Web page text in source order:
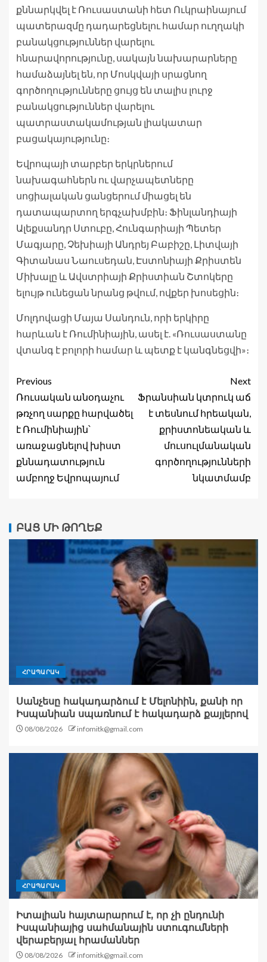
քննարկվել է Ռուսաստանի հետ Ուկրաինայում
պատերազմը դադարեցնելու համար ուղղակի
բանակցություններ վարելու
հնարավորությունը, սակայն նախարարները
համաձայնել են, որ Մոսկվայի սրացնող
գործողությունները ցույց են տալիս լուրջ
բանակցություններ վարելու
պատրաստակամության լիակատար
բացակայությունը։
Եվրոպայի տարբեր երկրներում
նախագահներն ու վարչապետները
սոցիալական ցանցերում միացել են
դատապարտող երգչախմբին։ Ֆինլանդիայի
Ալեքսանդր Ստուբը, Հունգարիայի Պետեր
Մագյարը, Չեխիայի Անդրեյ Բաբիշը, Լիտվայի
Գիտանաս Նաուսեդան, Էստոնիայի Քրիստեն
Միխալը և Ավստրիայի Քրիստիան Շտոկերը
ելույթ ունեցան նրանց թվում, ովքեր խոսեցին։
Մոլդովացի Մայա Սանդուն, որի երկիրը
հարևան է Ռումինիային, ասել է. «Ռուսաստանը
վտանգ է բոլորի համար և պետք է կանգնեցվի»։
Previous
Ռուսական անօդաչու
թռչող սարքը հարվածել
է Ռումինիային՝
առաջացնելով խիստ
քննադատություն
ամբողջ Եվրոպայում
Next
Ֆրանսիան կտրուկ աճ
է տեսնում հրեական,
քրիստոնեական և
մուսուլմանական
գործողությունների
նկատմամբ
ԲԱՑ ՄԻ ԹՈՂԵՔ
ՀՐԱՊԱՐԱԿ
Սանչեսը հակադարձում է Մելոնիին, քանի որ
Իսպանիան սպառնում է հակադարձ քայլերով
08/08/2026 infomitk@gmail.com
ՀՐԱՊԱՐԱԿ
Իտալիան հայտարարում է, որ չի ընդունի
Իսպանիայից սահմանային ստուգումների
վերաբերյալ հրամաններ
08/08/2026 infomitk@gmail.com